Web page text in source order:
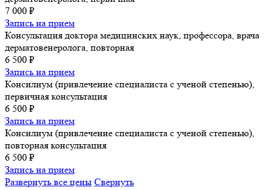
7 000 ₽
Запись на прием
Консультация доктора медицинских наук, профессора, врача
дерматовенеролога, повторная
6 500 ₽
Запись на прием
Консилиум (привлечение специалиста с ученой степенью),
первичная консультация
6 500 ₽
Запись на прием
Консилиум (привлечение специалиста с ученой степенью),
повторная консультация
6 500 ₽
Запись на прием
Развернуть все цены Свернуть